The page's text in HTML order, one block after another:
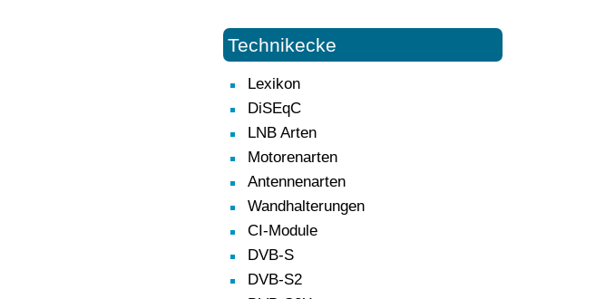
Technikecke
Lexikon
DiSEqC
LNB Arten
Motorenarten
Antennenarten
Wandhalterungen
CI-Module
DVB-S
DVB-S2